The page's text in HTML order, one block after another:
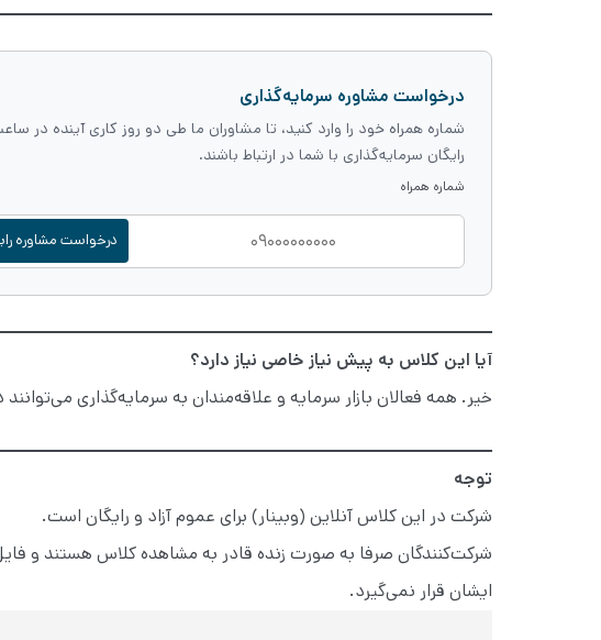
درخواست مشاوره سرمایه‌گذاری
رایگان سرمایه‌گذاری با شما در ارتباط باشند.
شماره همراه
درخواست مشاوره
آیا این کلاس به پیش نیاز خاصی نیاز دارد؟
خیر. همه فعالان بازار سرمایه و علاقه‌مندان به سرمایه‌‎گذاری می‌توانند در این کلاس شرکت کنند.
توجه
شرکت در این کلاس آنلاین (وبینار) برای عموم آزاد و رایگان است.
شرکت‌کنندگان صرفا به صورت زنده قادر به مشاهده کلاس هستند و
ایشان قرار نمی‌گیرد.